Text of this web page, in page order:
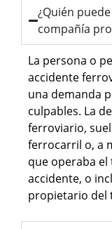
¿Quién
compañía
La persona o
accidente
una demanda
culpables. La
ferroviario,
ferrocarril o, a
que operaba
accidente, o
propietario del